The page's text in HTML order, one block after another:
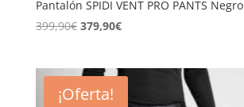
Pantalón SPIDI VENT PRO PANTS Negro
399,90€ El
era:
399,90€.
379,90€El
es:
¡Oferta!